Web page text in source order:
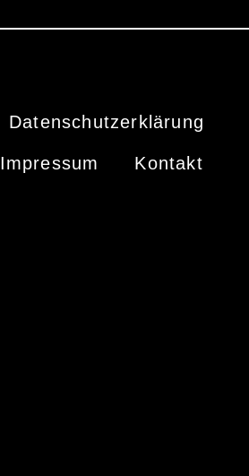
Datenschutzerklärung
Impressum Kontakt